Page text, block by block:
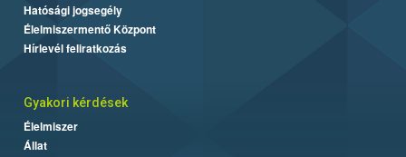
Hatósági jogsegély
Élelmiszermentő Központ
Hírlevél feliratkozás
Gyakori kérdések
Élelmiszer
Állat